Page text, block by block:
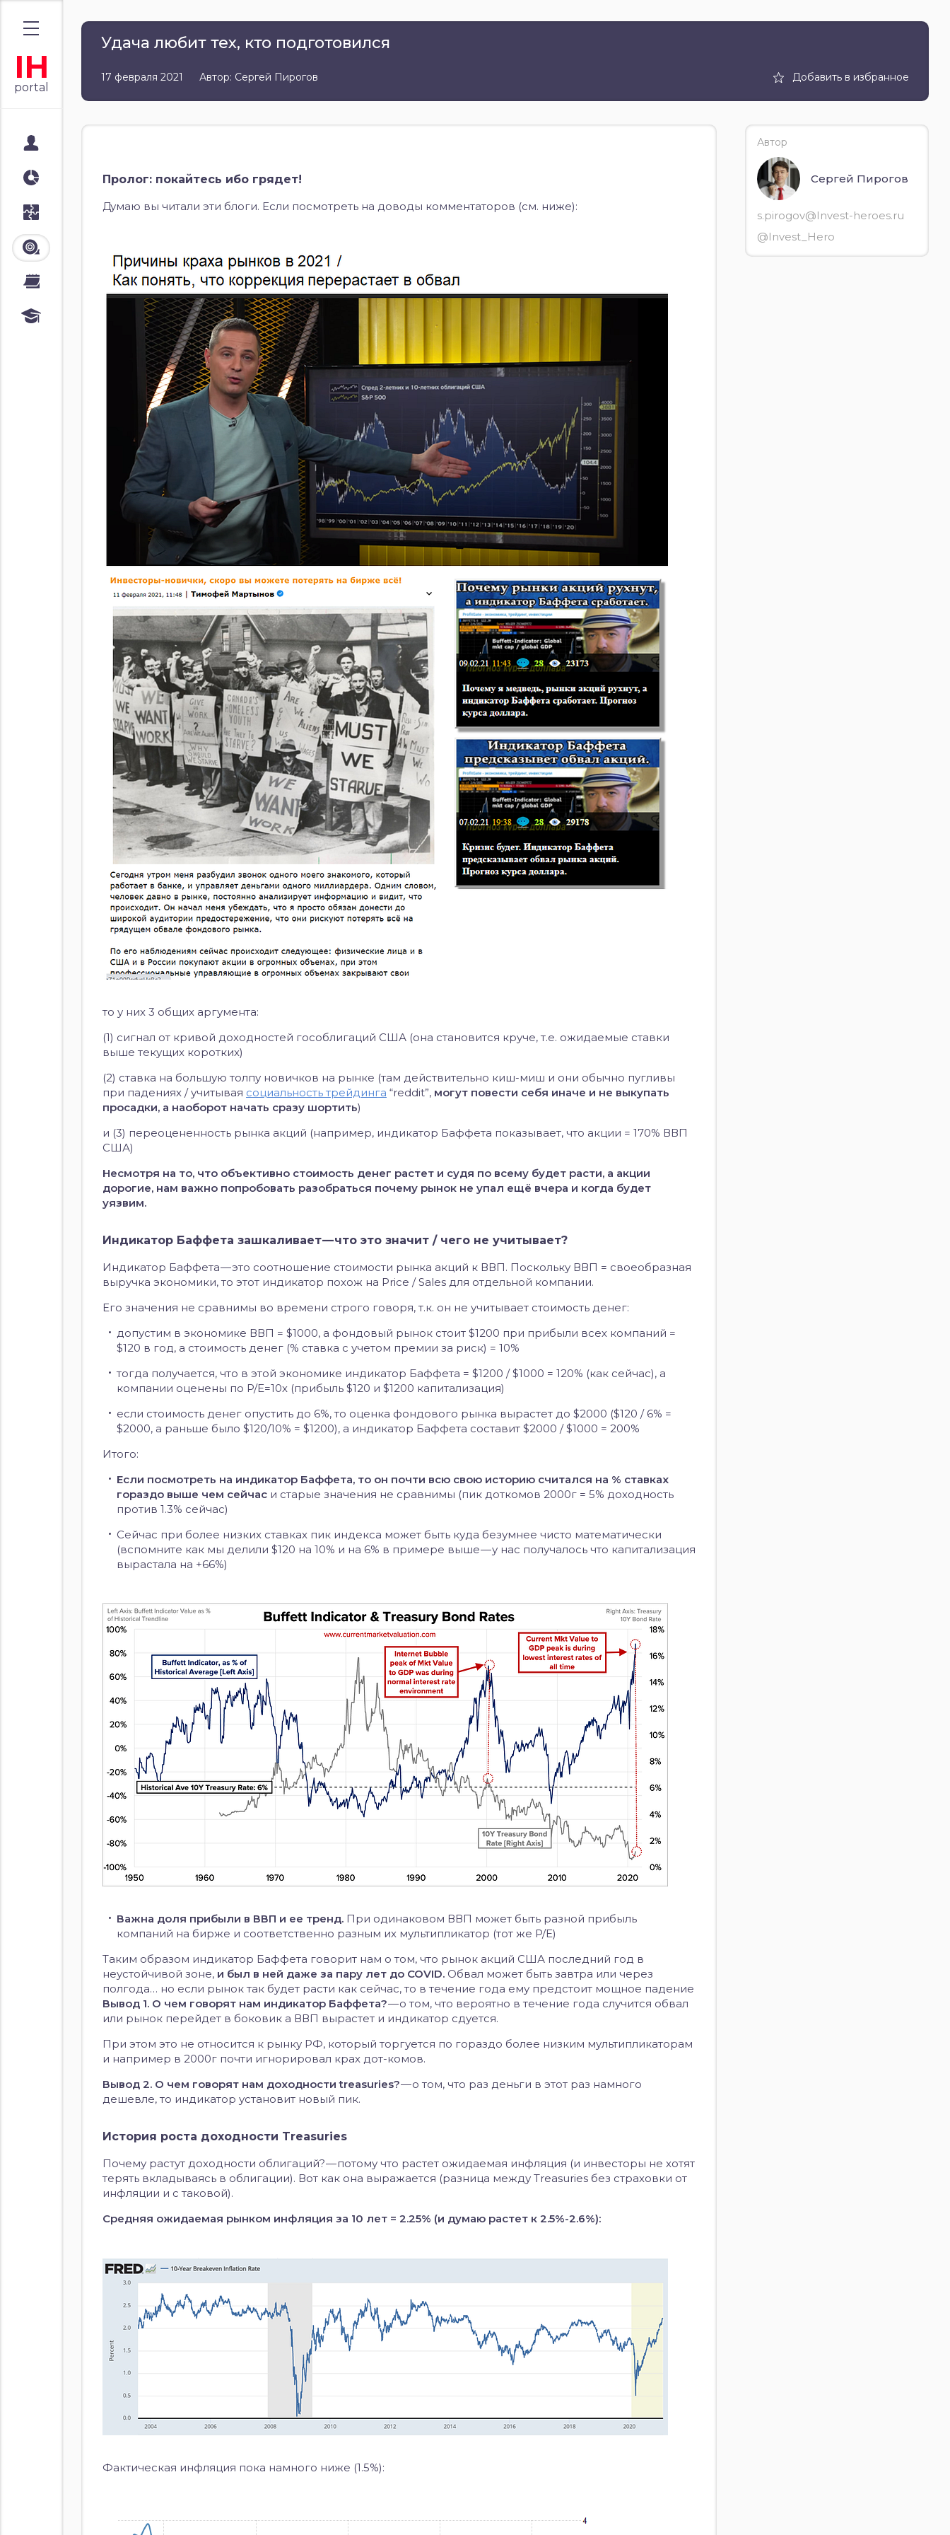
IH
portal
Аналитика
Стратегии
Лента
Удача любит тех, кто подготовился
17 февраля 2021 Автор: Сергей Пирогов Добавить в избранное
Пролог: покайтесь ибо грядет!
Думаю вы читали эти блоги. Если посмотреть на доводы комментаторов (см. ниже):
то у них 3 общих аргумента:
(1) сигнал от кривой доходностей гособлигаций США (она становится круче, т.е. ожидаемые ставки
выше текущих коротких)
(2) ставка на большую толпу новичков на рынке (там действительно киш-миш и они обычно пугливы
при падениях / учитывая социальность трейдинга “reddit”, могут повести себя иначе и не выкупать
просадки, а наоборот начать сразу шортить)
и (3) переоцененность рынка акций (например, индикатор Баффета показывает, что акции = 170% ВВП
США)
Несмотря на то, что объективно стоимость денег растет и судя по всему будет расти, а акции
дорогие, нам важно попробовать разобраться почему рынок не упал ещё вчера и когда будет
уязвим.
Индикатор Баффета зашкаливает — что это значит / чего не учитывает?
Индикатор Баффета — это соотношение стоимости рынка акций к ВВП. Поскольку ВВП = своеобразная
выручка экономики, то этот индикатор похож на Price / Sales для отдельной компании.
Его значения не сравнимы во времени строго говоря, т.к. он не учитывает стоимость денег:
допустим в экономике ВВП = $1000, а фондовый рынок стоит $1200 при прибыли всех компаний =
$120 в год, а стоимость денег (% ставка с учетом премии за риск) = 10%
тогда получается, что в этой экономике индикатор Баффета = $1200 / $1000 = 120% (как сейчас), а
компании оценены по P/E=10х (прибыль $120 и $1200 капитализация)
если стоимость денег опустить до 6%, то оценка фондового рынка вырастет до $2000 ($120 / 6% =
$2000, а раньше было $120/10% = $1200), а индикатор Баффета составит $2000 / $1000 = 200%
Итого:
Если посмотреть на индикатор Баффета, то он почти всю свою историю считался на % ставках
гораздо выше чем сейчас и старые значения не сравнимы (пик доткомов 2000г = 5% доходность
против 1.3% сейчас)
Сейчас при более низких ставках пик индекса может быть куда безумнее чисто математически
(вспомните как мы делили $120 на 10% и на 6% в примере выше — у нас получалось что капитализация
вырастала на +66%)
Важна доля прибыли в ВВП и ее тренд. При одинаковом ВВП может быть разной прибыль
компаний на бирже и соответственно разным их мультипликатор (тот же P/E)
Таким образом индикатор Баффета говорит нам о том, что рынок акций США последний год в
неустойчивой зоне, и был в ней даже за пару лет до COVID. Обвал может быть завтра или через
полгода… но если рынок так будет расти как сейчас, то в течение года ему предстоит мощное падение
Вывод 1. О чем говорят нам индикатор Баффета?— о том, что вероятно в течение года случится обвал
или рынок перейдет в боковик а ВВП вырастет и индикатор сдуется.
При этом это не относится к рынку РФ, который торгуется по гораздо более низким мультипликаторам
и например в 2000г почти игнорировал крах дот-комов.
Вывод 2. О чем говорят нам доходности treasuries?— о том, что раз деньги в этот раз намного
дешевле, то индикатор установит новый пик.
История роста доходности Treasuries
Почему растут доходности облигаций? — потому что растет ожидаемая инфляция (и инвесторы не хотят
терять вкладываясь в облигации). Вот как она выражается (разница между Treasuries без страховки от
инфляции и с таковой).
Средняя ожидаемая рынком инфляция за 10 лет = 2.25% (и думаю растет к 2.5%-2.6%):
Фактическая инфляция пока намного ниже (1.5%):
Автор
Сергей Пирогов
s.pirogov@Invest-heroes.ru
@Invest_Hero